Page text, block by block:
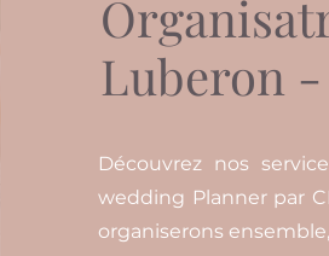
Luberon
Découvrez nos
wedding Planner par
organiserons